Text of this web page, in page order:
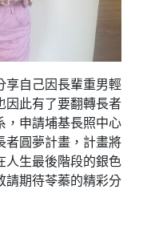
享自己因長輩重男輕
因此有了要翻轉長者
，申請埔基長照中心
者圓夢計畫，計畫將
人生最後階段的銀色
請期待苓蓁的精彩分